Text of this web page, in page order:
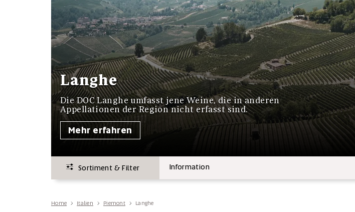
Langhe
Die DOC Langhe umfasst jene Weine, die in anderen
Appellationen der Region nicht erfasst sind.
Mehr erfahren
Sortiment & Filter Information
Home Italien Piemont Langhe